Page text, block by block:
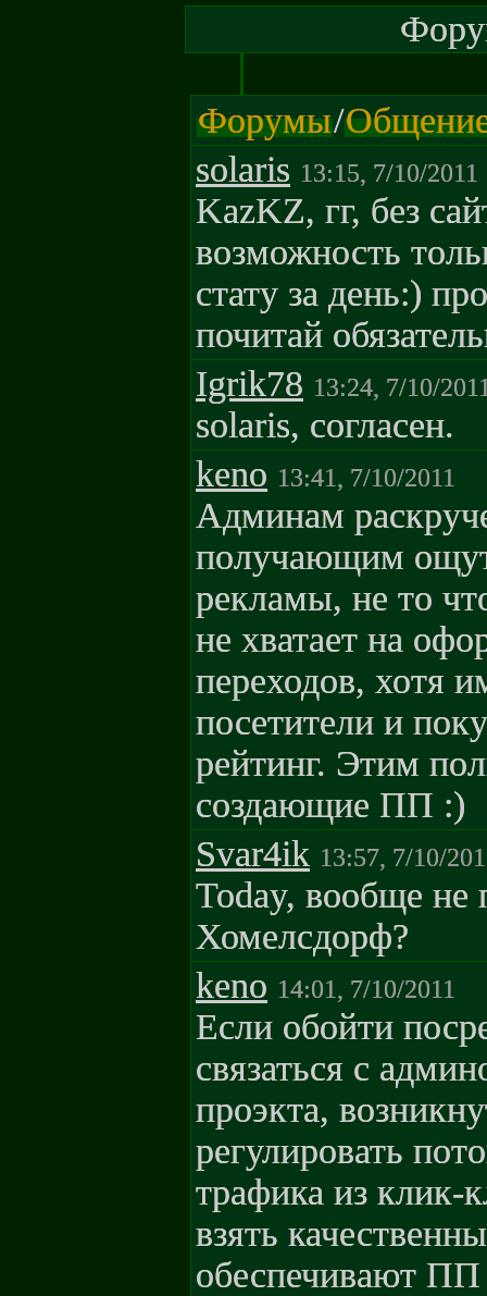
Форумы/
solaris 13:15, 7/10/2011
KazKZ, гг, без
возможность
стату за день:)
почитай
Igrik78 13:24, 7/10/
solaris, согласен.
keno 13:41, 7/10/2011
Админам
получающим
рекламы, не то
не хватает на
переходов, хотя
посетители и
рейтинг. Этим
создающие ПП :)
Svar4ik 13:57, 7/10/
Today, вообще не
Хомелсдорф?
keno 14:01, 7/10/2011
Если обойти
связаться с
проэкта,
регулировать
трафика из клик-
взять
обеспечивают ПП